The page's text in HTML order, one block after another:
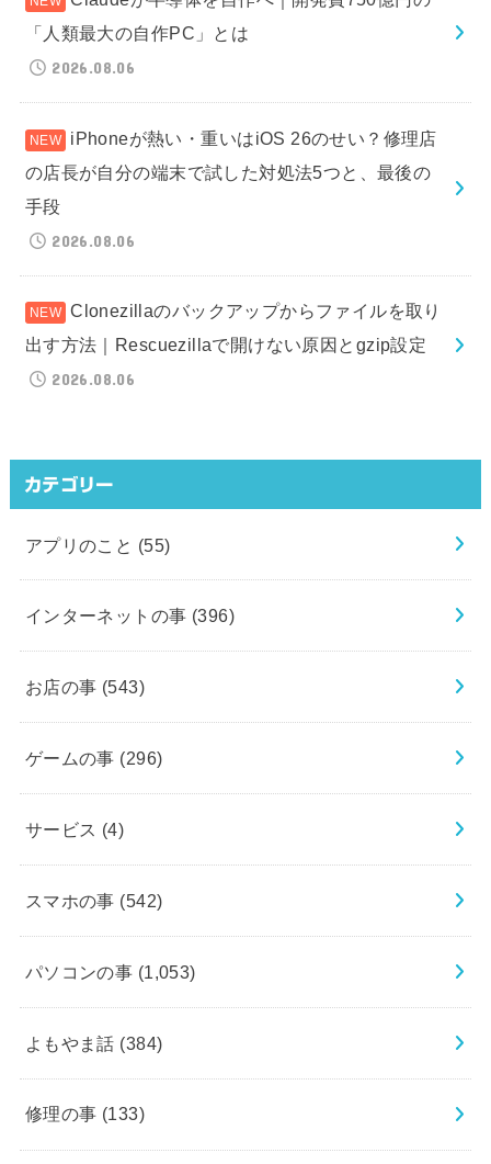
「人類最大の自作PC」とは
2026.08.06
iPhoneが熱い・重いはiOS 26のせい？修理店
の店長が自分の端末で試した対処法5つと、最後の
手段
2026.08.06
Clonezillaのバックアップからファイルを取り
出す方法｜Rescuezillaで開けない原因とgzip設定
2026.08.06
カテゴリー
アプリのこと (55)
インターネットの事 (396)
お店の事 (543)
ゲームの事 (296)
サービス (4)
スマホの事 (542)
パソコンの事 (1,053)
よもやま話 (384)
修理の事 (133)